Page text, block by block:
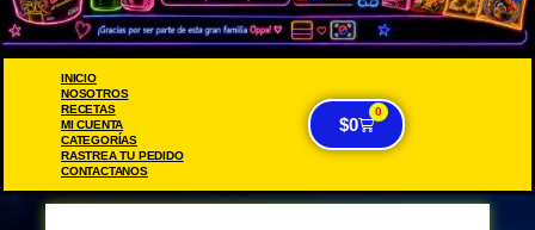
INICIO
NOSOTROS
RECETAS
MI CUENTA
CATEGORÍAS
RASTREA TU PEDIDO
CONTACTANOS
$0
0